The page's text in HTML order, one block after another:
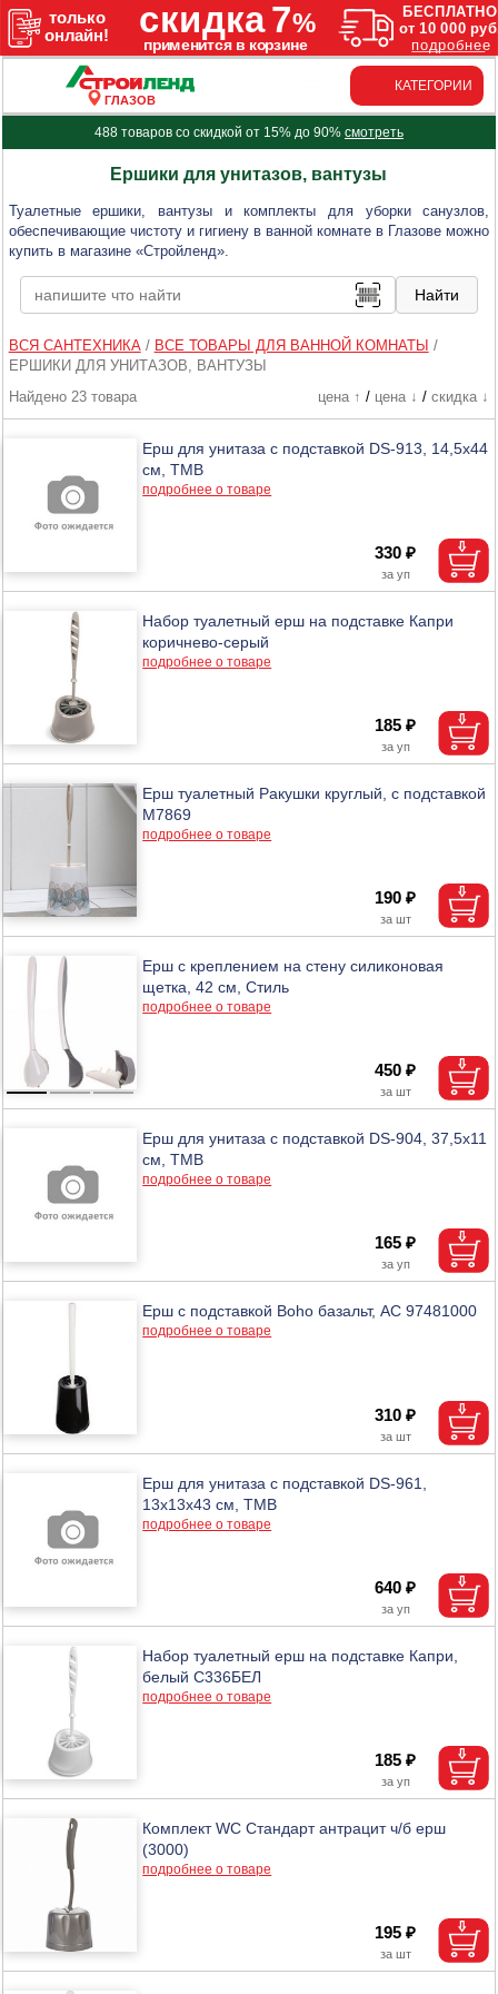
ГЛАЗОВ
КАТЕГОРИИ
488 товаров со скидкой от 15% до 90% смотреть
Ершики для унитазов, вантузы
Туалетные ершики, вантузы и комплекты для уборки санузлов,
обеспечивающие чистоту и гигиену в ванной комнате в Глазове можно
купить в магазине «Стройленд».
ВСЯ САНТЕХНИКА/ ВСЕ ТОВАРЫ ДЛЯ ВАННОЙ КОМНАТЫ /
ЕРШИКИ ДЛЯ УНИТАЗОВ, ВАНТУЗЫ
Найдено 23 товара
цена ↑ / цена ↓ / скидка ↓
Ерш для унитаза с подставкой DS-913, 14,5х44
см, ТМВ
подробнее о товаре
330 ₽
Набор туалетный ерш на подставке Капри
коричнево-серый
подробнее о товаре
185 ₽
Ерш туалетный Ракушки круглый, с подставкой
М7869
подробнее о товаре
190 ₽
Ерш с креплением на стену силиконовая
щетка, 42 см, Стиль
подробнее о товаре
450 ₽
Ерш для унитаза с подставкой DS-904, 37,5х11
см, ТМВ
подробнее о товаре
165 ₽
Ерш с подставкой Boho базальт, АС 97481000
подробнее о товаре
310 ₽
Ерш для унитаза с подставкой DS-961,
13х13х43 см, ТМВ
подробнее о товаре
640 ₽
Набор туалетный ерш на подставке Капри,
белый С336БЕЛ
подробнее о товаре
185 ₽
Комплект WC Стандарт антрацит ч/б ерш
(3000)
подробнее о товаре
195 ₽